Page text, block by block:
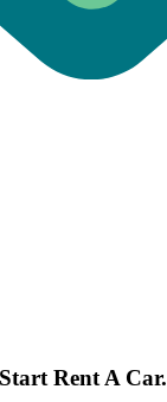
Rent A Car.